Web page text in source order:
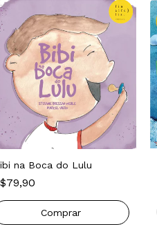
na Boca do Lulu